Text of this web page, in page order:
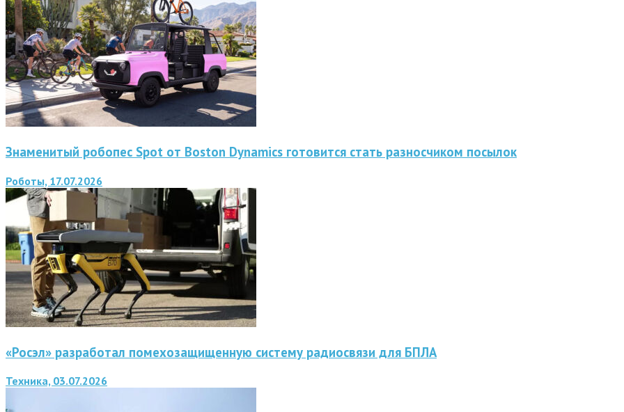
Знаменитый робопес Spot от Boston Dynamics готовится стать разносчиком посылок
Роботы, 17.07.2026
«Росэл» разработал помехозащищенную систему радиосвязи для БПЛА
Техника, 03.07.2026